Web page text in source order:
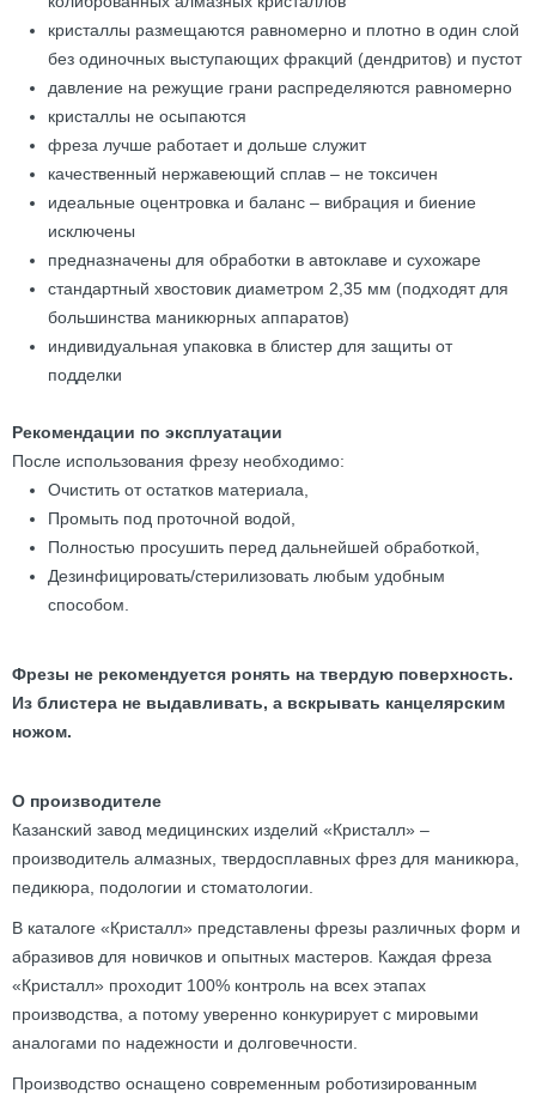
кристаллы размещаются равномерно и плотно в один слой
без одиночных выступающих фракций (дендритов) и пустот
давление на режущие грани распределяются равномерно
кристаллы не осыпаются
фреза лучше работает и дольше служит
качественный нержавеющий сплав – не токсичен
идеальные оцентровка и баланс – вибрация и биение
исключены
предназначены для обработки в автоклаве и сухожаре
стандартный хвостовик диаметром 2,35 мм (подходят для
большинства маникюрных аппаратов)
индивидуальная упаковка в блистер для защиты от
подделки
Рекомендации по эксплуатации
После использования фрезу необходимо:
Очистить от остатков материала,
Промыть под проточной водой,
Полностью просушить перед дальнейшей обработкой,
Дезинфицировать/стерилизовать любым удобным
способом.
Фрезы не рекомендуется ронять на твердую поверхность.
Из блистера не выдавливать, а вскрывать канцелярским
ножом.
О производителе
Казанский завод медицинских изделий «Кристалл» –
производитель алмазных, твердосплавных фрез для маникюра,
педикюра, подологии и стоматологии.
В каталоге «Кристалл» представлены фрезы различных форм и
абразивов для новичков и опытных мастеров. Каждая фреза
«Кристалл» проходит 100% контроль на всех этапах
производства, а потому уверенно конкурирует с мировыми
аналогами по надежности и долговечности.
Производство оснащено современным роботизированным